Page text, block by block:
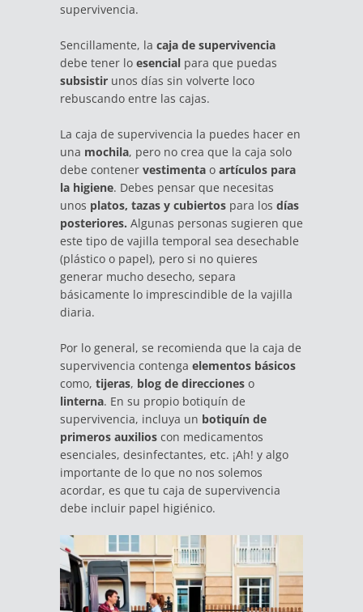
supervivencia.
Sencillamente, la caja de supervivencia
debe tener lo esencial para que puedas
subsistir unos días sin volverte loco
rebuscando entre las cajas.
La caja de supervivencia la puedes hacer en
una mochila, pero no crea que la caja solo
debe contener vestimenta o artículos para
la higiene. Debes pensar que necesitas
unos platos, tazas y cubiertos para los días
posteriores. Algunas personas sugieren que
este tipo de vajilla temporal sea desechable
(plástico o papel), pero si no quieres
generar mucho desecho, separa
básicamente lo imprescindible de la vajilla
diaria.
Por lo general, se recomienda que la caja de
supervivencia contenga elementos básicos
como, tijeras, blog de direcciones o
linterna. En su propio botiquín de
supervivencia, incluya un botiquín de
primeros auxilios con medicamentos
esenciales, desinfectantes, etc. ¡Ah! y algo
importante de lo que no nos solemos
acordar, es que tu caja de supervivencia
debe incluir papel higiénico.